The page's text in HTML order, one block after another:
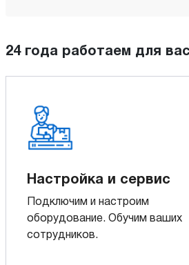
24 года работаем для вас
Настройка и сервис
Подключим и настроим
оборудование. Обучим ваших
сотрудников.